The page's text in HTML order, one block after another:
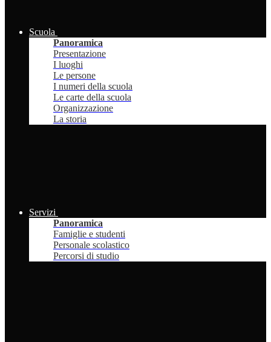
Scuola
Panoramica
Presentazione
I luoghi
Le persone
I numeri della scuola
Le carte della scuola
Organizzazione
La storia
Servizi
Panoramica
Famiglie e studenti
Personale scolastico
Percorsi di studio